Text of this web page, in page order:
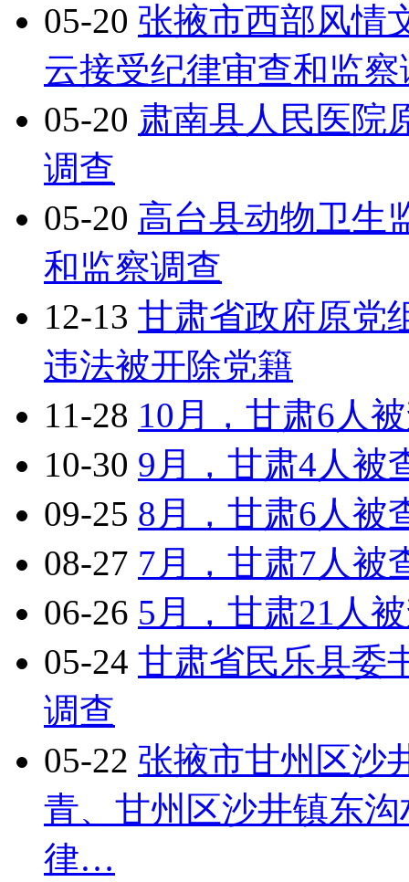
05-20 张掖市西部风情
云接受纪律审查和监察
05-20 肃南县人民医院
调查
05-20 高台县动物卫生
和监察调查
12-13 甘肃省政府原党
违法被开除党籍
11-28 10月，甘肃6人
10-30 9月，甘肃4人
09-25 8月，甘肃6人
08-27 7月，甘肃7人
06-26 5月，甘肃21人
05-24 甘肃省民乐县委
调查
05-22 张掖市甘州区沙
青、甘州区沙井镇东
律…